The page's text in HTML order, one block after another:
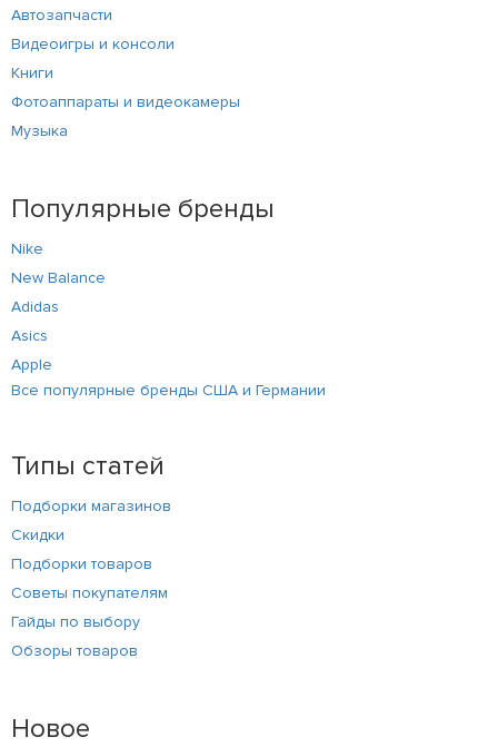
Автозапчасти
Видеоигры и консоли
Книги
Фотоаппараты и видеокамеры
Музыка
Популярные бренды
Nike
New Balance
Adidas
Asics
Apple
Все популярные бренды США и Германии
Типы статей
Подборки магазинов
Скидки
Подборки товаров
Советы покупателям
Гайды по выбору
Обзоры товаров
Новое